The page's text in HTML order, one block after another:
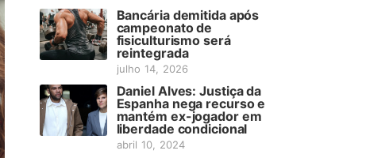
Bancária demitida após
campeonato de
fisiculturismo será
reintegrada
julho 14, 2026
Daniel Alves: Justiça da
Espanha nega recurso e
mantém ex-jogador em
liberdade condicional
abril 10, 2024